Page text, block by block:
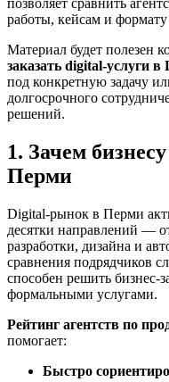
работы, кейсам и формату
Материал будет полезен
заказать digital-услуги
под конкретную задачу
долгосрочного
решений.
1. Зачем
Перми
Digital-рынок в Перми
десятки направлений —
разработки, дизайна и
сравнения подрядчиков
способен решить бизнес-
формальными услугами.
Рейтинг агентств по
помогает:
Быстро